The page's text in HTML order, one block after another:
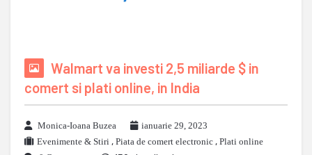
Walmart va investi 2,5 miliarde $ in
comert si plati online, in India
Monica-Ioana Buzea
ianuarie 29, 2023
Evenimente & Stiri , Piata de comert electronic , Plati online